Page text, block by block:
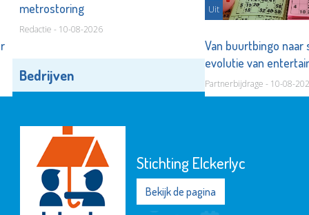
metrostoring
Redactie - 10-08-2026
Uit
Van buurtbingo naar
evolutie van
Partnerbijdrage - 10-08-
Bedrijven
Stichting Elckerlyc
Bekijk de pagina